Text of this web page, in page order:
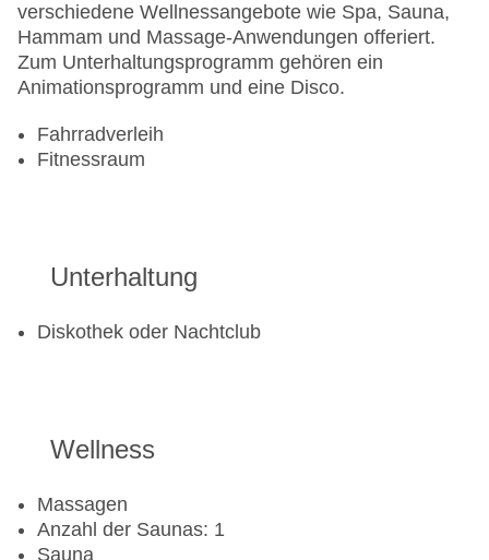
verschiedene Wellnessangebote wie Spa, Sauna,
Hammam und Massage-Anwendungen offeriert.
Zum Unterhaltungsprogramm gehören ein
Animationsprogramm und eine Disco.
Fahrradverleih
Fitnessraum
Unterhaltung
Diskothek oder Nachtclub
Wellness
Massagen
Anzahl der Saunas: 1
Sauna